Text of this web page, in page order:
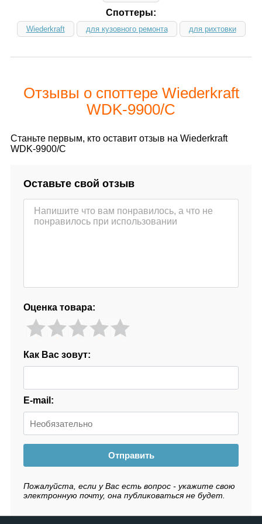
Споттеры:
Wiederkraft для кузовного ремонта для рихтовки
Отзывы о споттере Wiederkraft
WDK-9900/C
Станьте первым, кто оставит отзыв на Wiederkraft
WDK-9900/C
Оставьте свой отзыв
Оценка товара:
Как Вас зовут:
E-mail:
Отправить
Пожалуйста, если у Вас есть вопрос - укажите свою
электронную почту, она публиковаться не будет.